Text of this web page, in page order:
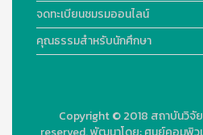
จดทะเบียนชมรมออนไลน์
คุณธรรมสำหรับนักศึกษา
Copyright © 2018 สถาบันวิจั